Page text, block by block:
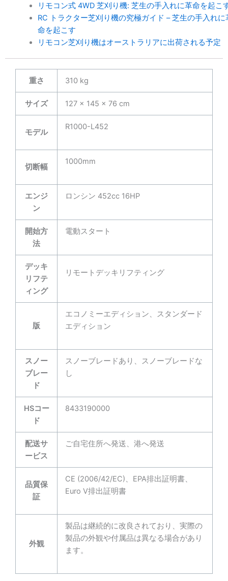
リモコン式 4WD 芝刈り機: 芝生の手入れに革命を起こ
RC トラクター芝刈り機の究極ガイド – 芝生の手入れに
命を起こす
リモコン芝刈り機はオーストラリアに出荷される予定
重さ 310 kg
サイズ 127 × 145 × 76 cm
モデル
R1000-L452
切断幅
1000mm
エンジ
ン
ロンシン 452cc 16HP
開始方
法
電動スタート
デッキ
リフテ
ィング
リモートデッキリフティング
版
エコノミーエディション、スタンダード
エディション
スノー
ブレー
ド
スノーブレードあり、スノーブレードな
し
HSコー
ド
8433190000
配送サ
ービス
ご自宅住所へ発送、港へ発送
品質保
証
CE (2006/42/EC)、EPA排出証明書、
Euro V排出証明書
外観
製品は継続的に改良されており、実際の
製品の外観や付属品は異なる場合があり
ます。